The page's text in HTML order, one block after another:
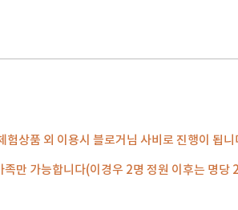
상품 외 이용시 블로거님 사비로 진행이 됩
만 가능합니다(이경우 2명 정원 이후는 명